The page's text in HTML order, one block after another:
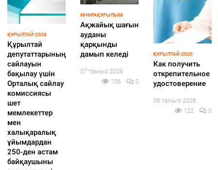
ҚҰРЫЛТАЙ-2026
Центральная
избирательная
комиссия
Казахстана
аккредитовала
еще 155
международных
наблюдателей
от девяти
иностранных
государств и
четырех
Абаттандыру
жобаларының
сапасы мен
мерзімі
бақылауда
141
чемпионына
құрмет
көрсетілді
05 тамыз 2026
173
0